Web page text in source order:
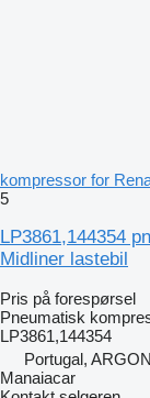
kompressor for
5
LP3861,144354
Midliner lastebil
Pris på forespørsel
Pneumatisk
LP3861,144354
Portugal,
Manaiacar